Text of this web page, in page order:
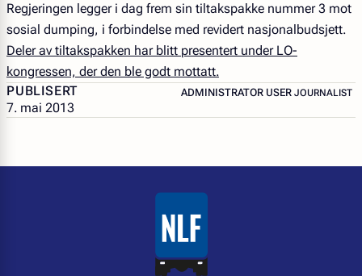
Regjeringen legger i dag frem sin tiltakspakke nummer 3 mot
sosial dumping, i forbindelse med revidert nasjonalbudsjett.
Deler av tiltakspakken har blitt presentert under LO-
kongressen, der den ble godt mottatt.
PUBLISERT
7. mai 2013
ADMINISTRATOR USER –
JOURNALIST